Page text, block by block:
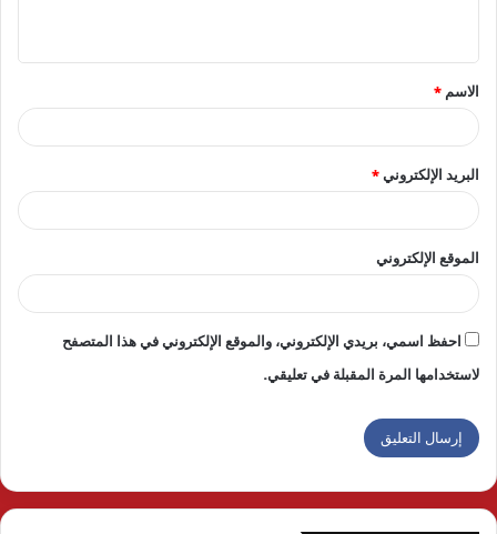
ق
*
الاسم *
البريد الإلكتروني*
الموقع الإلكتروني
احفظ اسمي، بريدي الإلكتروني، والموقع الإلكتروني في هذا المتصفح
لاستخدامها المرة المقبلة في تعليقي.